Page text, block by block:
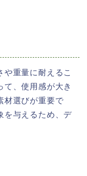
重量に耐えるこ
て、使用感が大き
材選びが重要で
を与えるため、デ